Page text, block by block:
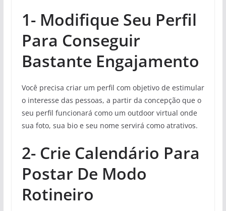
1- Modifique Seu Perfil
Para Conseguir
Bastante Engajamento
Você precisa criar um perfil com objetivo de estimular
o interesse das pessoas, a partir da concepção que o
seu perfil funcionará como um outdoor virtual onde
sua foto, sua bio e seu nome servirá como atrativos.
2- Crie Calendário Para
Postar De Modo
Rotineiro